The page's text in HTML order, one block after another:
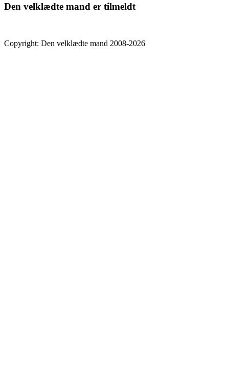
Den velklædte mand er tilmeldt
Copyright: Den velklædte mand 2008-2026